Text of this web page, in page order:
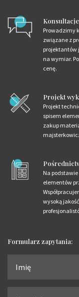
Konsultacje
Prowadzimy
związane z
projektantów
na wymiar.
cenę.
Projekt
Projekt
spisem
zakup
Na
elementów
wysoką
Formularz zapytania: